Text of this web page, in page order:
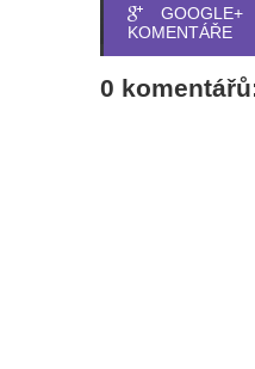
GOOGLE+
KOMENTÁŘE
0